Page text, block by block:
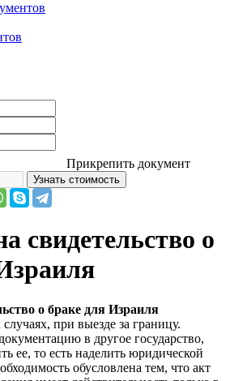
Прикрепить документ
свидетельство о
о браке для Израиля
при выезде за границу.
в другое государство,
ее, то есть наделить юридической
обусловлена тем, что акт